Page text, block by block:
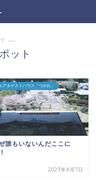
―
ット
ア＆ゲストハウス「つがれ」
誰もいないんだここに
2023年4月7日